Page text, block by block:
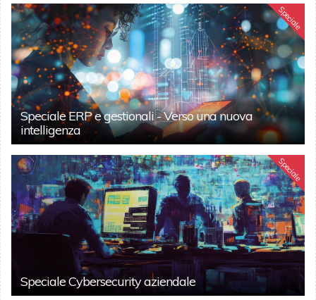
Speciale
Speciale ERP e gestionali - Verso una nuova
intelligenza
Speciale
Speciale Cybersecurity aziendale